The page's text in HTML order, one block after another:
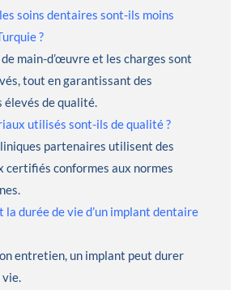
soins dentaires sont-ils moins
?
main-d’œuvre et les charges sont
tout en garantissant des
élevés de qualité.
utilisés sont-ils de qualité ?
partenaires utilisent des
certifiés conformes aux normes
la durée de vie d’un implant dentaire
entretien, un implant peut durer